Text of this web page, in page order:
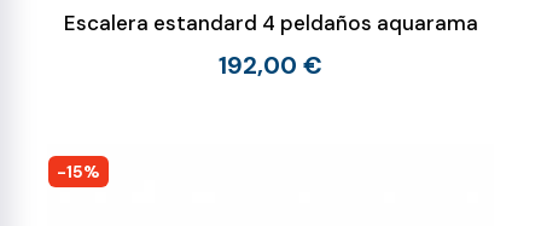
Escalera estandard 4 peldaños aquarama
192,00 €
-15%